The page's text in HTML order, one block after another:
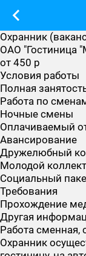
Охранник
ОАО "Гостиница
от 450 р
Условия работы
Полная
Работа по
Ночные смены
Оплачиваемый
Авансирование
Дружелюбный
Молодой
Социальный
Требования
Прохождение
Другая
Работа сменная,
Охранник